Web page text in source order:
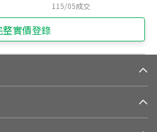
115/05成交
整實價登錄